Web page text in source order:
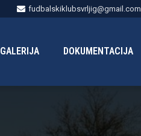
fudbalskiklubsvrljig@gmail.com
GALERIJA DOKUMENTACIJA